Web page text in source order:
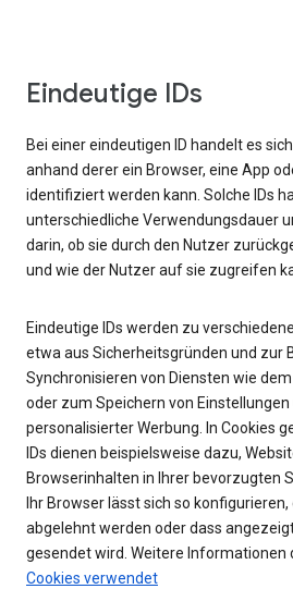
Eindeutige IDs
Bei einer eindeutigen ID handelt es
anhand derer ein Browser, eine App
identifiziert werden kann. Solche IDs
unterschiedliche Verwendungsdauer
darin, ob sie durch den Nutzer
und wie der Nutzer auf sie zugreifen
Eindeutige IDs werden zu
etwa aus Sicherheitsgründen und zur
Synchronisieren von Diensten wie
oder zum Speichern von
personalisierter Werbung. In Cookies
IDs dienen beispielsweise dazu,
Browserinhalten in Ihrer bevorzugten
Ihr Browser lässt sich so konfigurieren,
abgelehnt werden oder dass
gesendet wird. Weitere Informationen
Cookies verwendet